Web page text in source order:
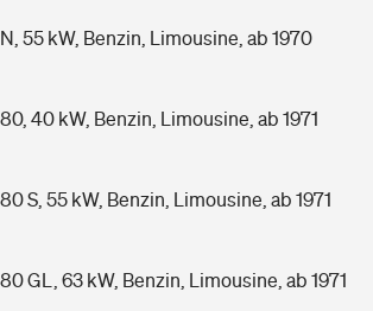
55 kW, Benzin, Limousine, ab 1970
40 kW, Benzin, Limousine, ab 1971
S, 55 kW, Benzin, Limousine, ab 1971
GL, 63 kW, Benzin, Limousine, ab 1971